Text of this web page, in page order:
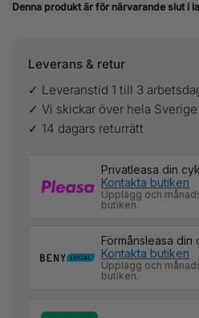
Denna produkt är för närvarande slut i
Leverans & retur
✓ Leveranstid 1 till 3
✓ Vi skickar över hela Sverige
✓ 14 dagars returrätt
Privatleasa din
Kontakta butiken
Upplägg och
butiken.
Förmånsleasa din
Kontakta butiken
Upplägg och
butiken.